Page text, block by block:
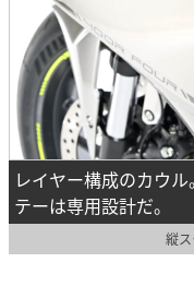
レイヤー構成のカウ
テーは専用設計だ。
縦